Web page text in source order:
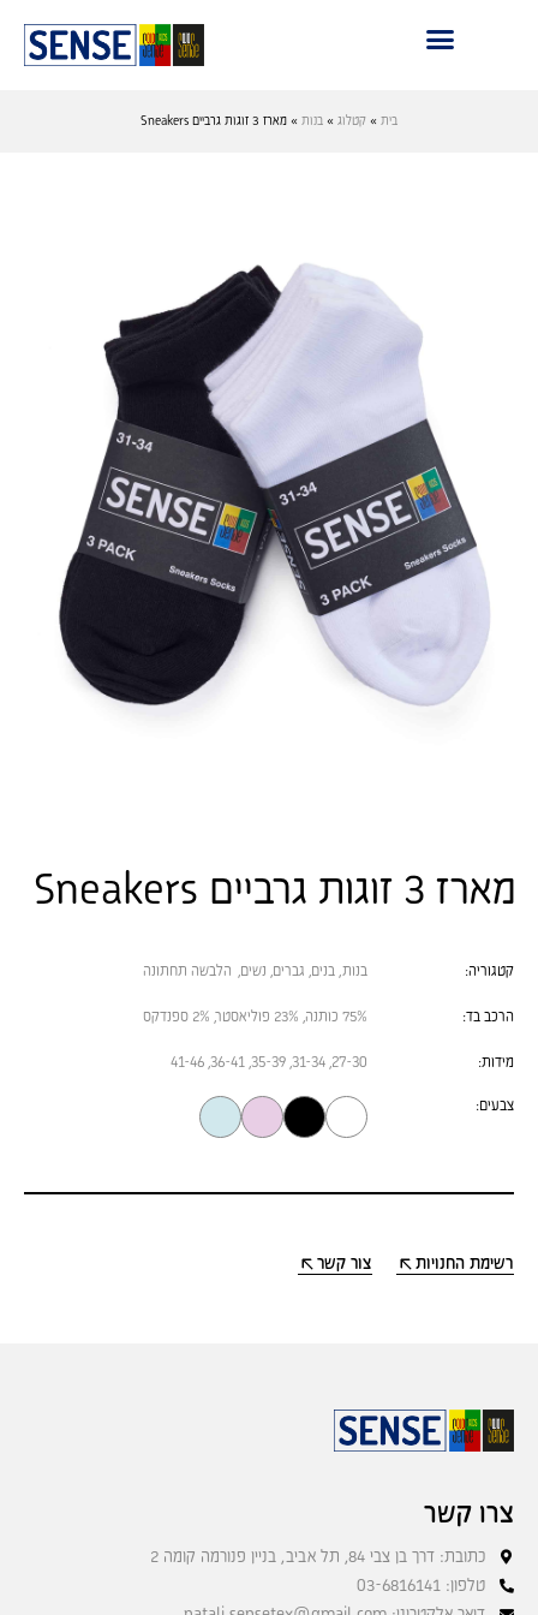
בית » קטלוג » בנות » מארז 3 זוגות גרביים Sneakers
מארז 3 זוגות גרביים Sneakers
קטגוריה:
הרכב בד:
מידות:
בנות,בנים, גברים, נשים, הלבשה תחתונה
75% כותנה, 23% פוליאסטר, 2% ספנדקס
27-30, 31-34, 35-39, 36-41, 41-46
צבעים:
רשימת החנויות צור קשר
צרו קשר
כתובת: דרך בן צבי 84, תל אביב, בניין פנורמה קומה 2
טלפון: 03-6816141